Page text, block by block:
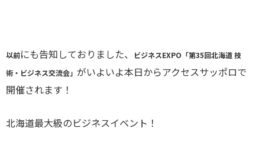
以前にも告知しておりました、
ビジネスEXPO「第35回北海道 技
術・ビジネス交流会」 がいよいよ本日からアクセスサッポロで
開催されます！
北海道最大級のビジネスイベント！